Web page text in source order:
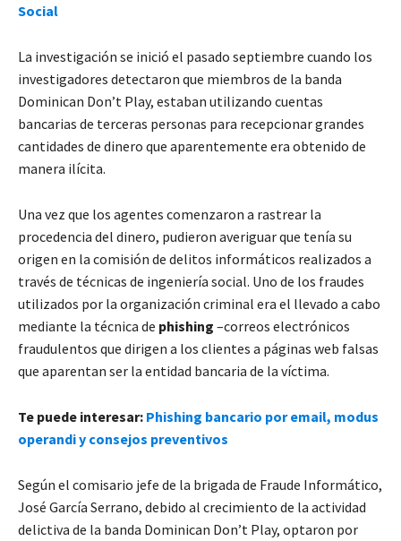
Social
La investigación se inició el pasado septiembre cuando los
investigadores detectaron que miembros de la banda
Dominican Don’t Play, estaban utilizando cuentas
bancarias de terceras personas para recepcionar grandes
cantidades de dinero que aparentemente era obtenido de
manera ilícita.
Una vez que los agentes comenzaron a rastrear la
procedencia del dinero, pudieron averiguar que tenía su
origen en la comisión de delitos informáticos realizados a
través de técnicas de ingeniería social. Uno de los fraudes
utilizados por la organización criminal era el llevado a cabo
mediante la técnica de phishing –correos electrónicos
fraudulentos que dirigen a los clientes a páginas web falsas
que aparentan ser la entidad bancaria de la víctima.
Te puede interesar: Phishing bancario por email, modus
operandi y consejos preventivos
Según el comisario jefe de la brigada de Fraude Informático,
José García Serrano, debido al crecimiento de la actividad
delictiva de la banda Dominican Don’t Play, optaron por